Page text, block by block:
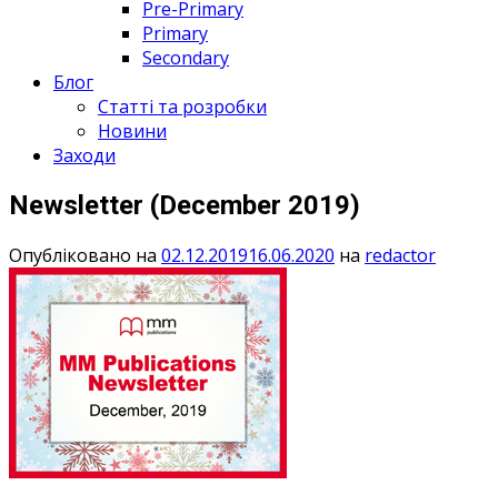
Pre-Primary
Primary
Secondary
Блог
Статті та розробки
Новини
Заходи
Newsletter (December 2019)
Опубліковано на 02.12.201916.06.2020 на redactor